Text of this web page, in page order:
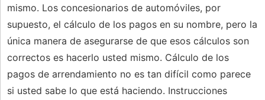
mismo. Los concesionarios de automóviles, por
supuesto, el cálculo de los pagos en su nombre, pero la
única manera de asegurarse de que esos cálculos son
correctos es hacerlo usted mismo. Cálculo de los
pagos de arrendamiento no es tan difícil como parece
si usted sabe lo que está haciendo. Instrucciones